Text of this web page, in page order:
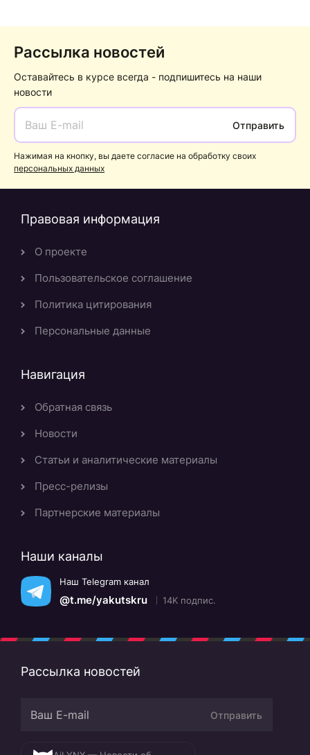
Рассылка новостей
Оставайтесь в курсе всегда - подпишитесь на наши
новости
Отправить
Нажимая на кнопку, вы даете согласие на обработку своих
персональных данных
Правовая информация
О проекте
Пользовательское соглашение
Политика цитирования
Персональные данные
Навигация
Обратная связь
Новости
Статьи и аналитические материалы
Пресс-релизы
Партнерские материалы
Наши каналы
Наш Telegram канал
@t.me/yakutskru 14K подпис.
Рассылка новостей
Отправить